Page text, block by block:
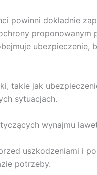
powinni dokładnie
proponowanym
ubezpieczenie,
takie jak
sytuacjach.
wynajmu
uszkodzeniami i
potrzeby.